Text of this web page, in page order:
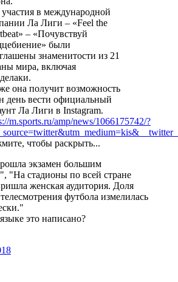
в международной
Ла Лиги – «Feel the
– «Почувствуй
были
знаменитости из 21
мира, включая
она получит возможность
день вести официальный
Ла Лиги в Instagram.
m.sports.ru/amp/news/1066175742/?
чтобы раскрыть...
экзамен большим
"На стадионы по всей стране
женская аудитория. Доля
футбола измелилась
это написано?